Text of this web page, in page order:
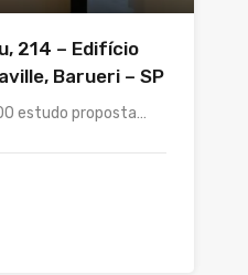
214 – Edifício
Barueri – SP
estudo proposta…